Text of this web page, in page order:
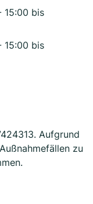
15:00 bis
15:00 bis
Aufgrund
zu